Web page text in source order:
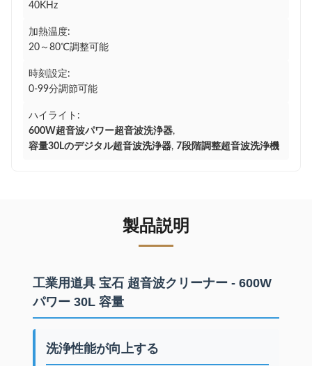
40KHz
加熱温度:
20～80℃調整可能
時刻設定:
0-99分調節可能
ハイライト:
600W超音波パワー超音波洗浄器,
容量30Lのデジタル超音波洗浄器, 7段階調整超音波洗浄機
製品説明
工業用道具 宝石 超音波クリーナー - 600W
パワー 30L 容量
洗浄性能が向上する